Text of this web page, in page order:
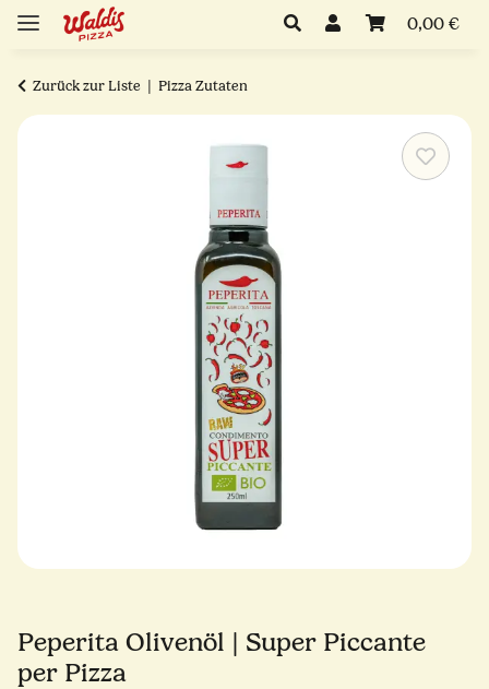
0,00 €
Zurück zur Liste Pizza Zutaten
Peperita Olivenöl | Super Piccante
per Pizza